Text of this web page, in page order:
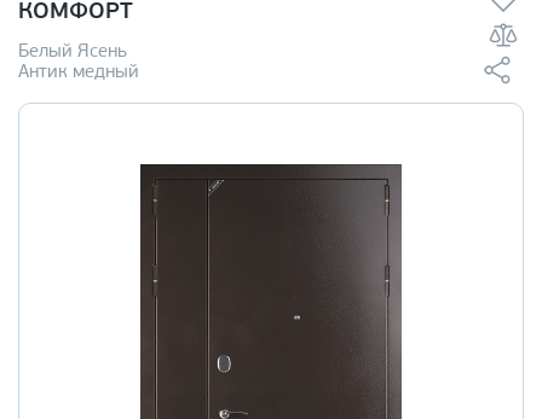
КОМФОРТ
Белый Ясень
Антик медный